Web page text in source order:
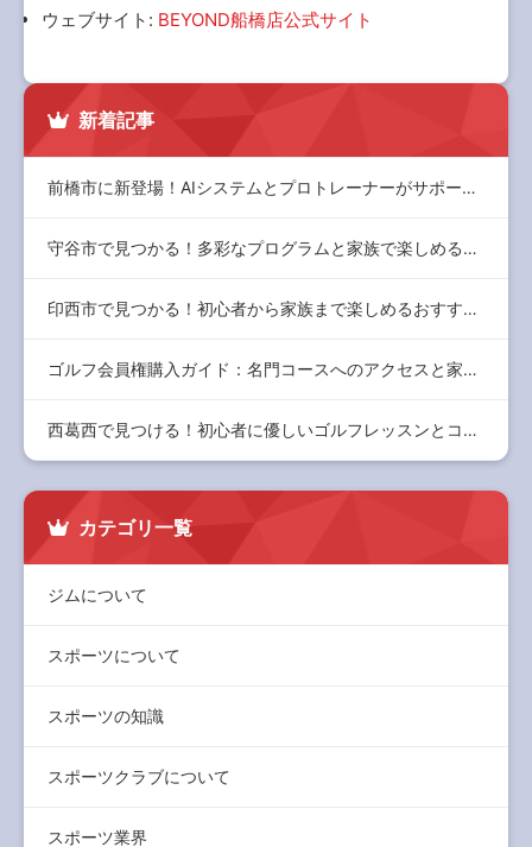
ウェブサイト: BEYOND船橋店公式サイト
新着記事
前橋市に新登場！AIシステムとプロトレーナーがサポートする最…
守谷市で見つかる！多彩なプログラムと家族で楽しめるジムの選び…
印西市で見つかる！初心者から家族まで楽しめるおすすめジムと充…
ゴルフ会員権購入ガイド：名門コースへのアクセスと家族で楽しむ…
西葛西で見つける！初心者に優しいゴルフレッスンとコミュニティ…
カテゴリ一覧
ジムについて
スポーツについて
スポーツの知識
スポーツクラブについて
スポーツ業界